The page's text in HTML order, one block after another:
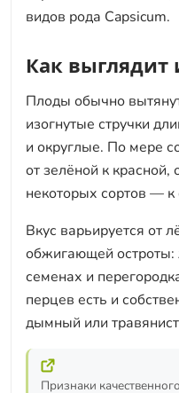
видов рода Capsicum.
Как выглядит
Плоды обычно
изогнутые стручки
и округлые. По мере
от зелёной к
некоторых сортов —
Вкус варьируется от
обжигающей остроты:
семенах и
перцев есть и
дымный или
Признаки